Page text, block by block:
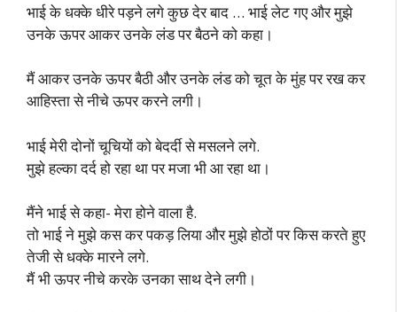
भाई के धक्के धीरे पड़ने लगे कुछ देर बाद … भाई लेट गए और मुझे
उनके ऊपर आकर उनके लंड पर बैठने को कहा।
मैं आकर उनके ऊपर बैठी और उनके लंड को चूत के मुंह पर रख कर
आहिस्ता से नीचे ऊपर करने लगी।
भाई मेरी दोनों चूचियों को बेदर्दी से मसलने लगे.
मुझे हल्का दर्द हो रहा था पर मजा भी आ रहा था।
मैंने भाई से कहा- मेरा होने वाला है.
तो भाई ने मुझे कस कर पकड़ लिया और मुझे होठों पर किस करते हुए
तेजी से धक्के मारने लगे.
मैं भी ऊपर नीचे करके उनका साथ देने लगी।